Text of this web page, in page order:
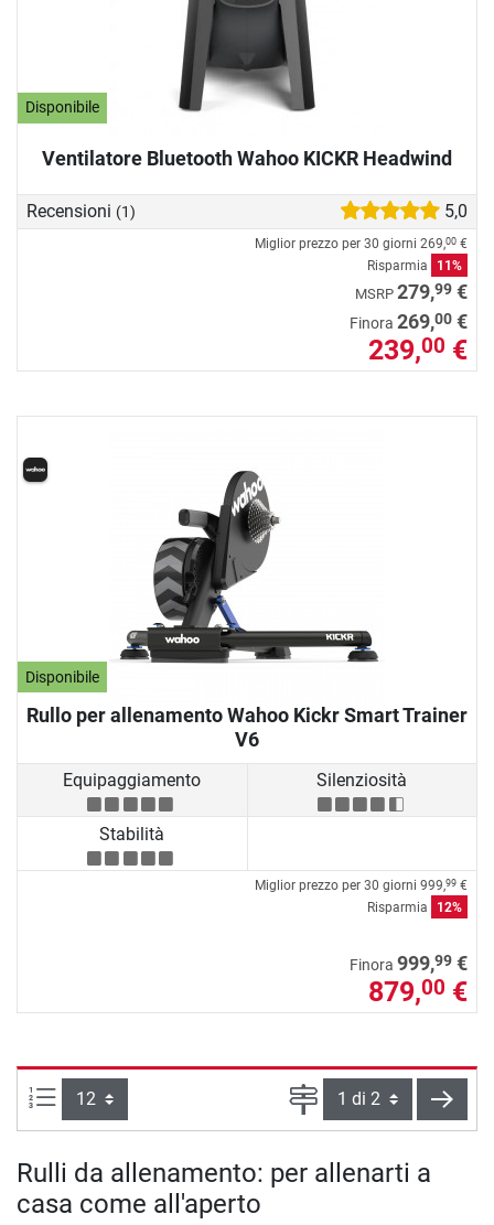
Disponibile
Ventilatore Bluetooth Wahoo KICKR Headwind
Recensioni (1) 5,0
Miglior prezzo per 30 giorni 269,00 €
Risparmia
11%
MSRP 279,99 €
Finora 269,00 €
239,00 €
Disponibile
Rullo per allenamento Wahoo Kickr Smart Trainer
V6
Equipaggiamento Silenziosità
Stabilità
Miglior prezzo per 30 giorni 999,99 €
Risparmia
12%
Finora 999,99 €
879,00 €
Articoli per pagina: Pagina
Rulli da allenamento: per allenarti a
casa come all'aperto